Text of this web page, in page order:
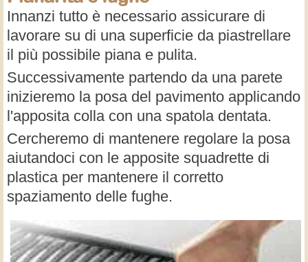
Innanzi tutto è necessario assicurare di
lavorare su di una superficie da piastrellare
il più possibile piana e pulita.
Successivamente partendo da una parete
inizieremo la posa del pavimento applicando
l'apposita colla con una spatola dentata.
Cercheremo di mantenere regolare la posa
aiutandoci con le apposite squadrette di
plastica per mantenere il corretto
spaziamento delle fughe.